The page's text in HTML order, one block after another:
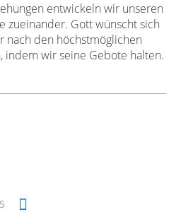
entwickeln wir unseren
zueinander. Gott wünscht sich
nach den höchstmöglichen
indem wir seine Gebote halten.
5